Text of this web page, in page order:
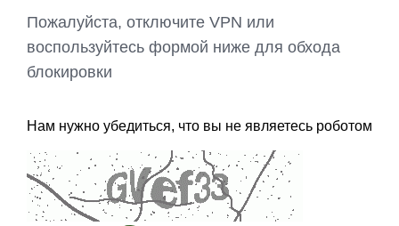
Пожалуйста, отключите VPN или
воспользуйтесь формой ниже для обхода
блокировки
Нам нужно убедиться, что вы не являетесь роботом